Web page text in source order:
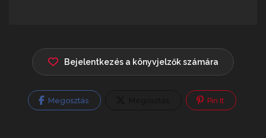
Bejelentkezés a könyvjelzők számára
Megosztás Pin It